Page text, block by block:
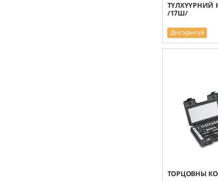
ТҮЛХҮҮРНИЙ
/17Ш/
Дэлгэрэнгүй
ТОРЦОВНЫ